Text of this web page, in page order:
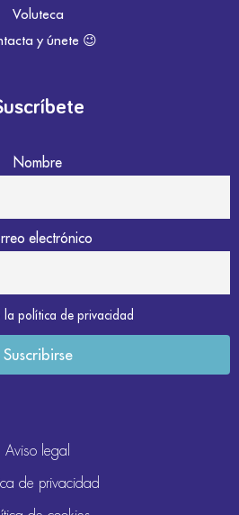
Voluteca
y únete 😉
Nombre
electrónico
la política de privacidad
Aviso legal
de privacidad